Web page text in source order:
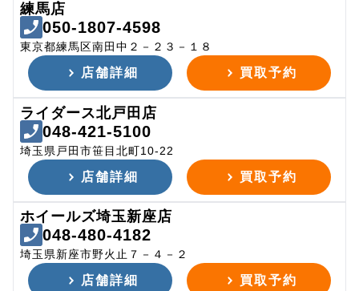
練馬店
050-1807-4598
東京都練馬区南田中２－２３－１８
店舗詳細 買取予約
ライダース北戸田店
048-421-5100
埼玉県戸田市笹目北町10-22
店舗詳細 買取予約
ホイールズ埼玉新座店
048-480-4182
埼玉県新座市野火止７－４－２
店舗詳細 買取予約